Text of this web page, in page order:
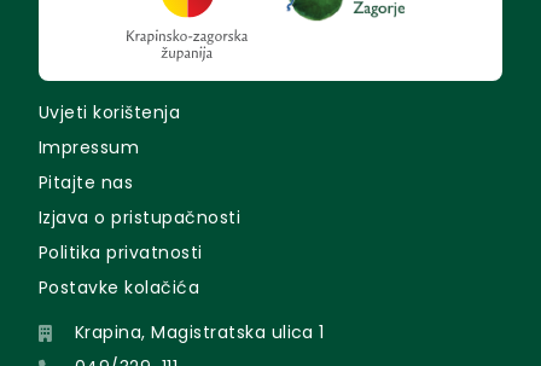
Uvjeti korištenja
Impressum
Pitajte nas
Izjava o pristupačnosti
Politika privatnosti
Postavke kolačića
Krapina, Magistratska ulica 1